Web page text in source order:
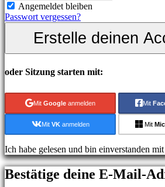
Gameplay
In-
Game
Events
Neuigkeiten
Media
Guides
IDC
Gifts
IDC
Plays
FAQ
Konto
Angemeldet bleiben
Passwort vergessen?
Erstelle deinen
oder Sitzung starten mit:
Mit Google anmelden Mit
Mit VKanmelden Mit
Ich habe gelesen und bin einverstanden mit
Bestätige deine E-Mail-